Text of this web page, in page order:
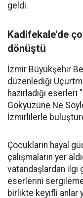
geldi.
Kadifekale'de
dönüştü
İzmir Büyükşehir
düzenlediği
hazırladığı
Gökyüzüne Ne
İzmirlilerle
Çocukların hayal
çalışmaların yer
vatandaşlardan ilgi
eserlerini
birlikte keyifli anlar